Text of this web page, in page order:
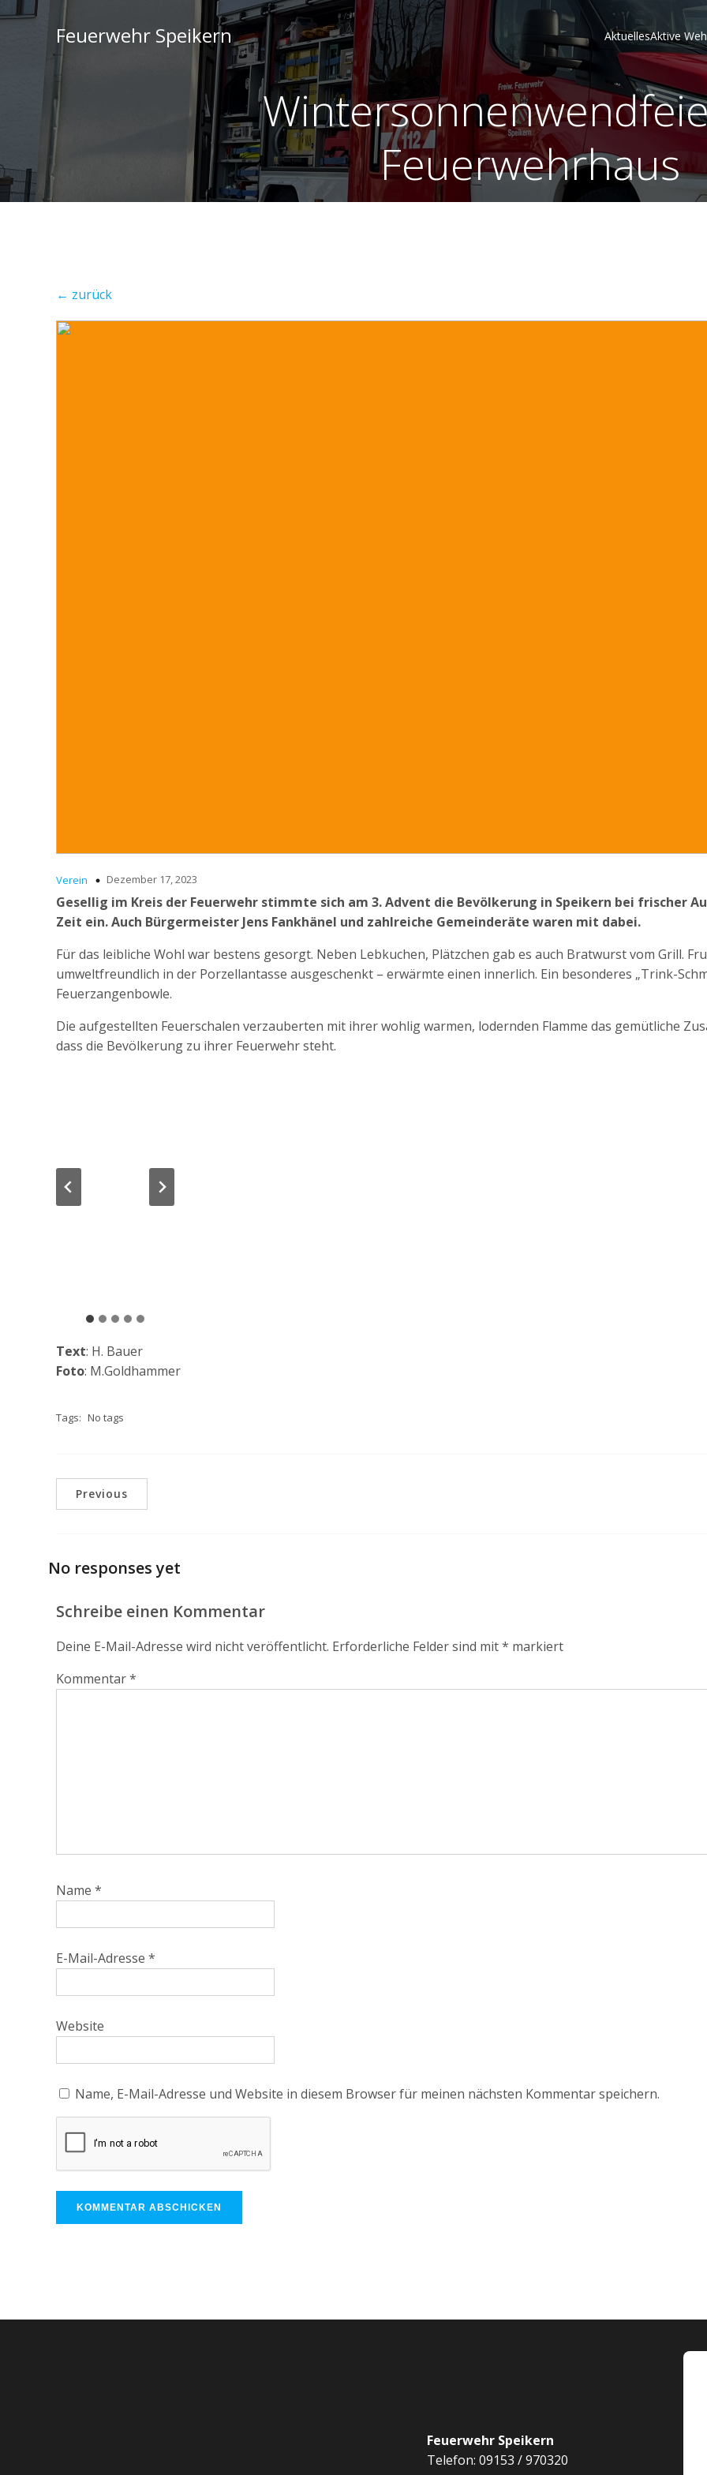
Feuerwehr Speikern AktuellesAktive
Feuerwehrhaus
← zurück
Verein Dezember 17, 2023
Gesellig im Kreis der Feuerwehr stimmte sich am 3. Advent die Bevölkerung in Speikern bei frischer
Zeit ein. Auch Bürgermeister Jens Fankhänel und zahlreiche Gemeinderäte waren mit dabei.
Für das leibliche Wohl war bestens gesorgt. Neben Lebkuchen, Plätzchen gab es auch Bratwurst vom Grill.
umweltfreundlich in der Porzellantasse ausgeschenkt – erwärmte einen innerlich. Ein besonderes „Trink-
Feuerzangenbowle.
Die aufgestellten Feuerschalen verzauberten mit ihrer wohlig warmen, lodernden Flamme das gemütliche
dass die Bevölkerung zu ihrer Feuerwehr steht.
Text: H. Bauer
Foto: M.Goldhammer
Tags: No tags
Previous
No responses yet
Schreibe einen Kommentar
Deine E-Mail-Adresse wird nicht veröffentlicht. Erforderliche Felder sind mit* markiert
Kommentar*
Name *
E-Mail-Adresse *
Website
Name, E-Mail-Adresse und Website in diesem Browser für meinen nächsten Kommentar speichern.
Feuerwehr Speikern
Telefon: 09153 / 970320